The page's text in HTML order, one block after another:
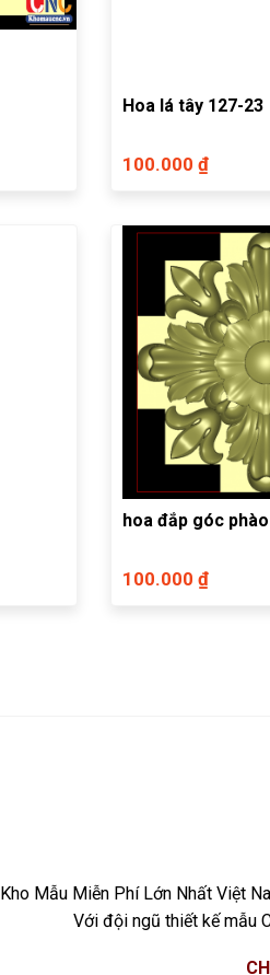
Hoa lá tây 127-23
100.000 ₫
hoa đắp góc
100.000 ₫
Kho Mẫu Miễn Phí Lớn Nhất Việt
Với đội ngũ thiết kế mẫu